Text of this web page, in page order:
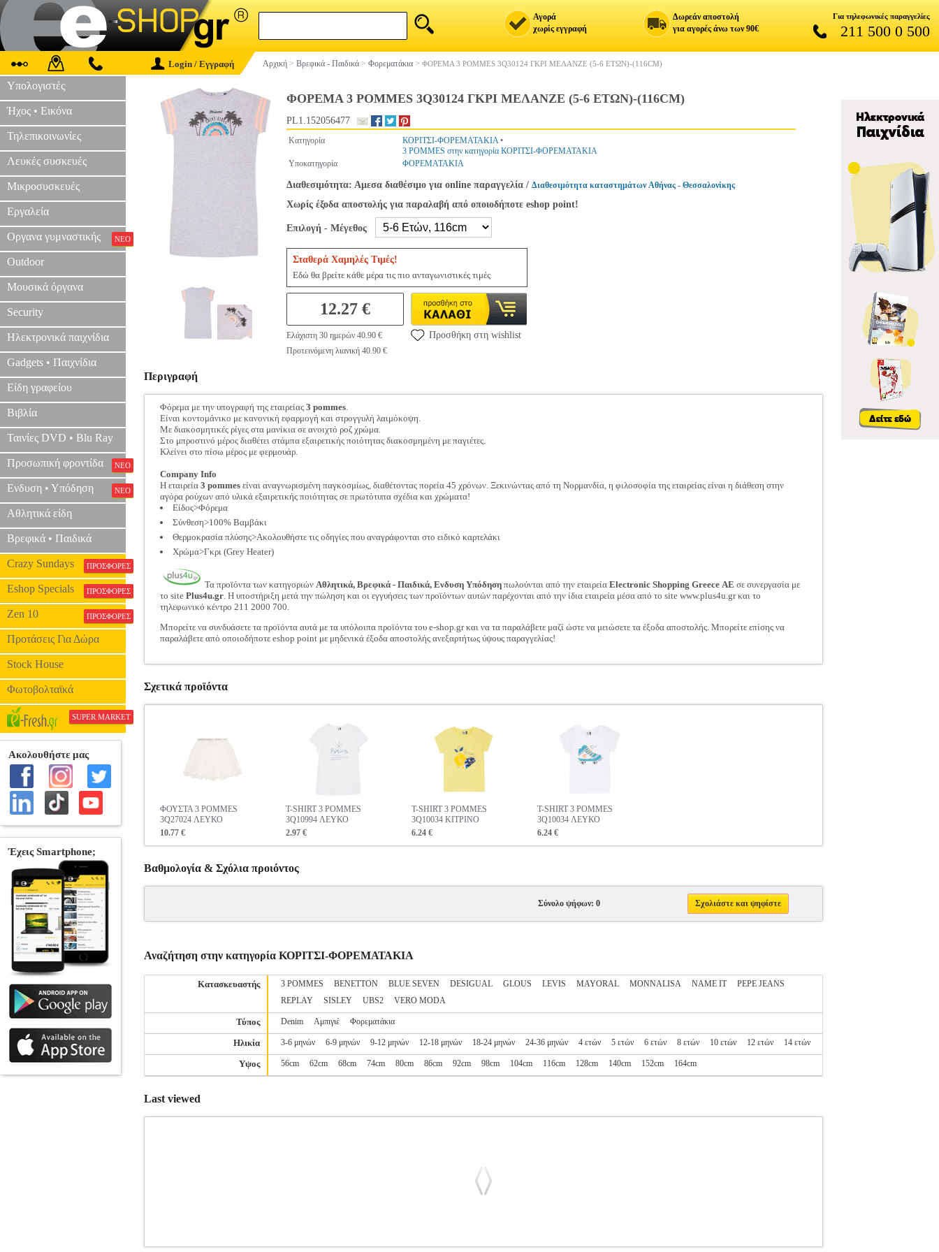
Αγορά
χωρίς εγγραφή
Δωρεάν αποστολή
για αγορές άνω των 90€
Για τηλεφωνικές παραγγελίες
211 500 0 500
Login / Εγγραφή Αρχική > Βρεφικά - Παιδικά > Φορεματάκια > ΦΟΡΕΜΑ 3 POMMES 3Q30124 ΓΚΡΙ ΜΕΛΑΝΖΕ (5-6 ΕΤΩΝ)-(116CM)
Υπολογιστές
Ήχος • Εικόνα
Τηλεπικοινωνίες
Λευκές συσκευές
Μικροσυσκευές
Εργαλεία
Οργανα γυμναστικής ΝΕΟ
Outdoor
Μουσικά όργανα
Security
Ηλεκτρονικά παιχνίδια
Gadgets • Παιχνίδια
Είδη γραφείου
Βιβλία
Ταινίες DVD • Blu Ray
Προσωπική φροντίδα ΝΕΟ
Ενδυση • Υπόδηση ΝΕΟ
Αθλητικά είδη
Βρεφικά • Παιδικά
Crazy Sundays ΠΡΟΣΦΟΡΕΣ
Eshop Specials ΠΡΟΣΦΟΡΕΣ
Zen 10 ΠΡΟΣΦΟΡΕΣ
Προτάσεις Για Δώρα
Stock House
Φωτοβολταϊκά
SUPER MARKET
ΦΟΡΕΜΑ 3 POMMES 3Q30124 ΓΚΡΙ ΜΕΛΑΝΖΕ (5-6 ΕΤΩΝ)-(116CM)
PL1.152056477
Κατηγορία ΚΟΡΙΤΣΙ-ΦΟΡΕΜΑΤΑΚΙΑ•
3 POMMES στην κατηγορία ΚΟΡΙΤΣΙ-ΦΟΡΕΜΑΤΑΚΙΑ
Υποκατηγορία
ΦΟΡΕΜΑΤΑΚΙΑ
Διαθεσιμότητα: Αμεσα διαθέσιμο για online παραγγελία / Διαθεσιμότητα καταστημάτων Αθήνας - Θεσσαλονίκης
Χωρίς έξοδα αποστολής για παραλαβή από οποιοδήποτε eshop point!
Επιλογή - Μέγεθος
Σταθερά Χαμηλές Τιμές!
Εδώ θα βρείτε κάθε μέρα τις πιο ανταγωνιστικές τιμές
12.27 €
Ελάχιστη 30 ημερών 40.90 €
Προτεινόμενη λιανική 40.90 €
Προσθήκη στη wishlist
Περιγραφή
Φόρεμα με την υπογραφή της εταιρείας 3 pommes.
Είναι κοντομάνικο με κανονική εφαρμογή και στρογγυλή λαιμόκοψη.
Με διακοσμητικές ρίγες στα μανίκια σε ανοιχτό ροζ χρώμα.
Στο μπροστινό μέρος διαθέτει στάμπα εξαιρετικής ποιότητας διακοσμημένη με παγιέτες.
Κλείνει στο πίσω μέρος με φερμουάρ.
Company Info
Η εταιρεία 3 pommes είναι αναγνωρισμένη παγκοσμίως, διαθέτοντας πορεία 45 χρόνων. Ξεκινώντας από τη Νορμανδία, η φιλοσοφία της εταιρείας είναι η διάθεση στην
αγόρα ρούχων από υλικά εξαιρετικής ποιότητας σε πρωτότυπα σχέδια και χρώματα!
Είδος>Φόρεμα
Σύνθεση>100% Βαμβάκι
Θερμοκρασία πλύσης>Ακολουθήστε τις οδηγίες που αναγράφονται στο ειδικό καρτελάκι
Χρώμα>Γκρι (Grey Heater)
Τα προϊόντα των κατηγοριών Αθλητικά, Βρεφικά - Παιδικά, Ενδυση Υπόδηση πωλούνται από την εταιρεία Electronic Shopping Greece ΑΕ σε συνεργασία με
το site Plus4u.gr. Η υποστήριξη μετά την πώληση και οι εγγυήσεις των προϊόντων αυτών παρέχονται από την ίδια εταιρεία μέσα από το site www.plus4u.gr και το
τηλεφωνικό κέντρο 211 2000 700.
Μπορείτε να συνδυάσετε τα προϊόντα αυτά με τα υπόλοιπα προϊόντα του e-shop.gr και να τα παραλάβετε μαζί ώστε να μειώσετε τα έξοδα αποστολής. Μπορείτε επίσης να
παραλάβετε από οποιοδήποτε eshop point με μηδενικά έξοδα αποστολής ανεξαρτήτως ύψους παραγγελίας!
Σχετικά προϊόντα
ΦΟΥΣΤΑ 3 POMMES
3Q27024 ΛΕΥΚΟ
10.77 €
T-SHIRT 3 POMMES
3Q10994 ΛΕΥΚΟ
2.97 €
T-SHIRT 3 POMMES
3Q10034 ΚΙΤΡΙΝΟ
6.24 €
T-SHIRT 3 POMMES
3Q10034 ΛΕΥΚΟ
6.24 €
Βαθμολογία & Σχόλια προιόντος
Σύνολο ψήφων: 0 Σχολιάστε και ψηφίστε
Αναζήτηση στην κατηγορία ΚΟΡΙΤΣΙ-ΦΟΡΕΜΑΤΑΚΙΑ
Κατασκευαστής 3 POMMES BENETTON BLUE SEVEN DESIGUAL GLOUS LEVIS MAYORAL MONNALISA NAME IT
PEPE JEANS
REPLAY
SISLEY UBS2 VERO MODA
Τύπος Denim Αμπιγιέ Φορεματάκια
Ηλικία 3-6 μηνών 6-9 μηνών 9-12 μηνών 12-18 μηνών 18-24 μηνών 24-36 μηνών 4 ετών 5 ετών 6 ετών 8 ετών 10 ετών 12 ετών 14 ετών
Υψος 56cm 62cm 68cm 74cm 80cm 86cm 92cm 98cm 104cm 116cm 128cm 140cm 152cm 164cm
Last viewed